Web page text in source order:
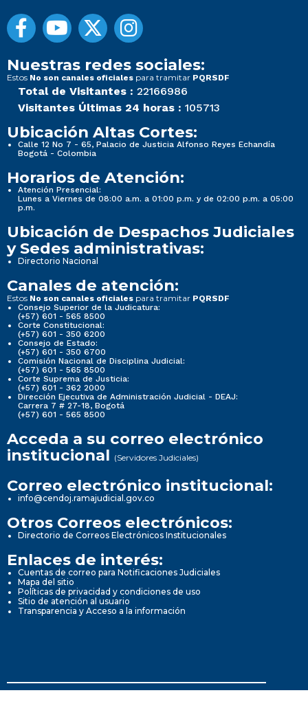
Nuestras redes sociales:
Estos No son canales oficiales para tramitar PQRSDF
Total de Visitantes : 22166986
Visitantes Últimas 24 horas : 105713
Ubicación Altas Cortes:
Calle 12 No 7 - 65, Palacio de Justicia Alfonso Reyes Echandía
Bogotá - Colombia
Horarios de Atención:
Atención Presencial:
Lunes a Viernes de 08:00 a.m. a 01:00 p.m. y de 02:00 p.m. a 05:00
p.m.
Ubicación de Despachos Judiciales
y Sedes administrativas:
Directorio Nacional
Canales de atención:
Estos No son canales oficiales para tramitar PQRSDF
Consejo Superior de la Judicatura:
(+57) 601 - 565 8500
Corte Constitucional:
(+57) 601 - 350 6200
Consejo de Estado:
(+57) 601 - 350 6700
Comisión Nacional de Disciplina Judicial:
(+57) 601 - 565 8500
Corte Suprema de Justicia:
(+57) 601 - 362 2000
Dirección Ejecutiva de Administración Judicial - DEAJ:
Carrera 7 # 27-18, Bogotá
(+57) 601 - 565 8500
Acceda a su correo electrónico
institucional (Servidores Judiciales)
Correo electrónico institucional:
info@cendoj.ramajudicial.gov.co
Otros Correos electrónicos:
Directorio de Correos Electrónicos Institucionales
Enlaces de interés:
Cuentas de correo para Notificaciones Judiciales
Mapa del sitio
Políticas de privacidad y condiciones de uso
Sitio de atención al usuario
Transparencia y Acceso a la información